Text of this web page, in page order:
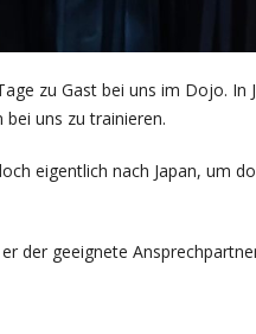
zu Gast bei uns im Dojo. In
uns zu trainieren.
eigentlich nach Japan, um
der geeignete